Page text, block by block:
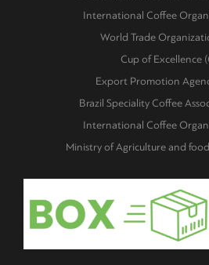
International Coffee
World Trade
Cup of Excellence
Export Promotion
Brazil Speciality Coffee
International Coffee
Ministry of Agriculture and